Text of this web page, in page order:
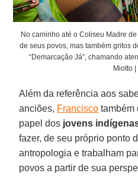
No caminho até o Coliseu Madre
de seus povos, mas também gritos
“Demarcação Já”, chamando
Miotto |
Além da referência aos
anciões, Francisco também
papel dos jovens
fazer, de seu próprio ponto
antropologia e trabalham
povos a partir de sua